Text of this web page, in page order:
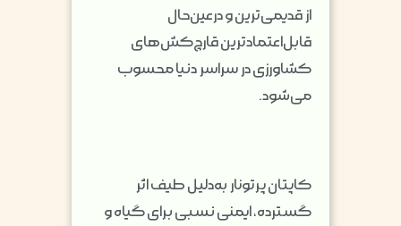
از قدیمی‌ترین و درعین‌حال
قابل‌اعتمادترین قارچ‌کش‌های
کشاورزی در سراسر دنیا محسوب
می‌شود.
کاپتان پرتونار به‌دلیل طیف اثر
گسترده، ایمنی نسبی برای گیاه و